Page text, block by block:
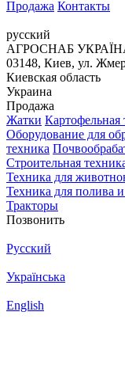
Продажа Контакты
русский
АГРОСНАБ
03148, Киев, ул.
Киевская область
Украина
Продажа
Жатки Картофельная
Оборудование для
техника
Строительная
Техника для
Техника для полива
Тракторы
Позвонить
Русский
Українська
English